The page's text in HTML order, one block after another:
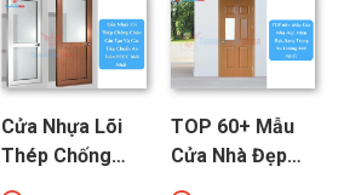
Cửa Nhựa Lõi
Thép Chống
Cháy: Cấu Tạo
TOP 60+ Mẫu
Cửa Nhà Đẹp
Hiện Đại, Sang